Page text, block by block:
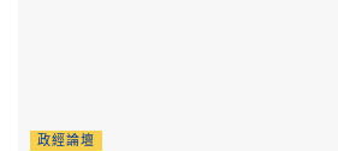
政經論壇